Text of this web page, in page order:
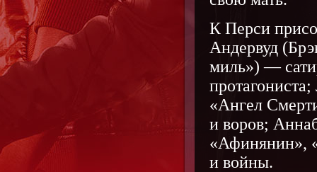
К Перси
Андервуд
миль») —
«Ангел
и воров;
«Афинянин»,
и войны.